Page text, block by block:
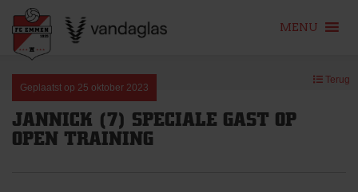
content
MENU
Geplaatst op 25 oktober 2023
Terug
JANNICK (7) SPECIALE GAST OP
OPEN TRAINING